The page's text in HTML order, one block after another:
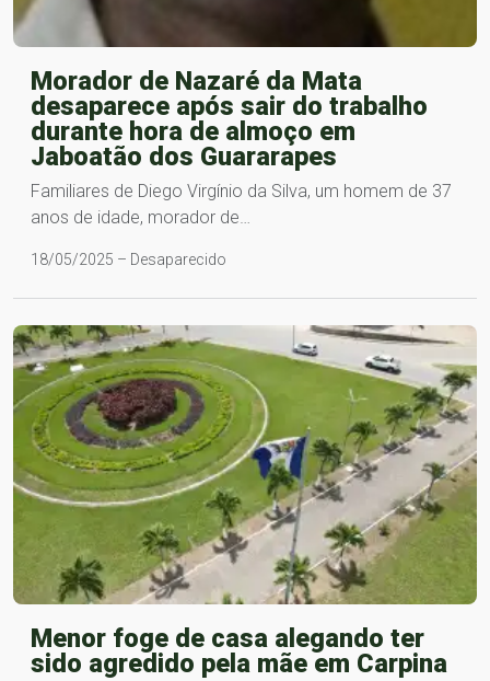
Morador de Nazaré da Mata
desaparece após sair do trabalho
durante hora de almoço em
Jaboatão dos Guararapes
Familiares de Diego Virgínio da Silva, um homem de 37
anos de idade, morador de…
18/05/2025 – Desaparecido
Menor foge de casa alegando ter
sido agredido pela mãe em Carpina